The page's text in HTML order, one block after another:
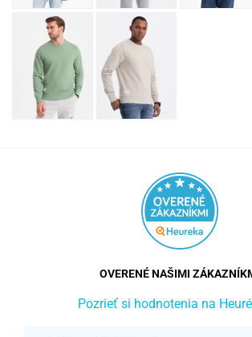
OVERENÉ NAŠIMI
Pozrieť si hodnotenia na